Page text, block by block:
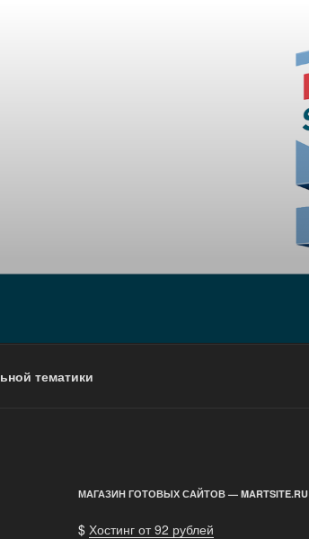
тематики
МАГАЗИН ГОТОВЫХ САЙТОВ — MARTSITE.RU
$ Хостинг от 92 рублей